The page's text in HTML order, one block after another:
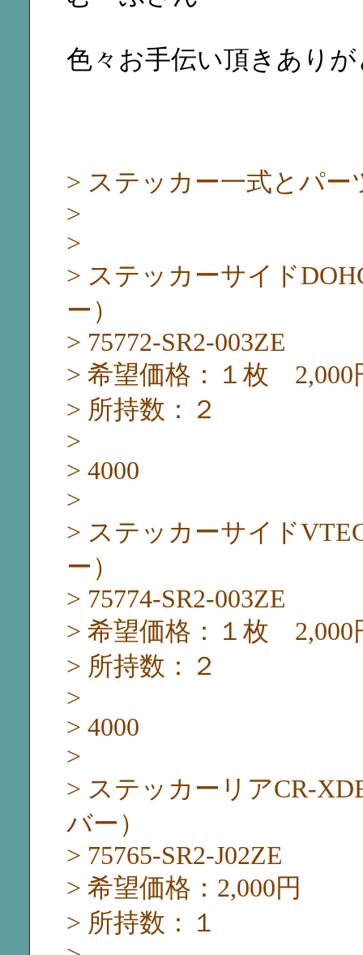
色々お手伝い頂きあり
> ステッカー一式とパ
>
>
> ステッカーサイド
ー）
> 75772-SR2-003ZE
> 希望価格：１枚 2,000
> 所持数：２
>
> 4000
>
> ステッカーサイド
ー）
> 75774-SR2-003ZE
> 希望価格：１枚 2,000
> 所持数：２
>
> 4000
>
> ステッカーリアCR-
バー）
> 75765-SR2-J02ZE
> 希望価格：2,000円
> 所持数：１